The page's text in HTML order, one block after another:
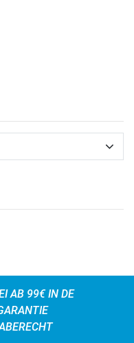
AB 99€ IN DE